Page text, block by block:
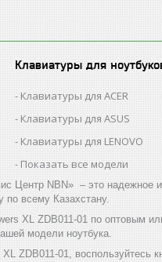
Клавиатуры для
Клавиатуры для ACER
Клавиатуры для ASUS
Клавиатуры для LENOVO
Показать все модели
Центр NBN» – это надежное
по всему Казахстану.
XL ZDB011-01 по оптовым
модели ноутбука.
ZDB011-01, воспользуйтесь